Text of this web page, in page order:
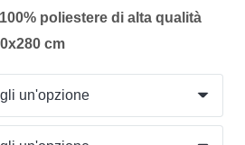
poliestere di alta qualità
cm